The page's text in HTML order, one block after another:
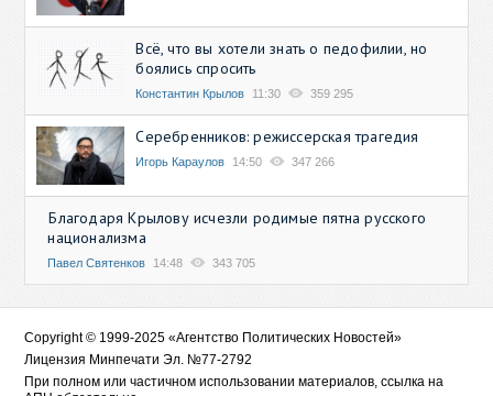
Всё, что вы хотели знать о педофилии, но
боялись спросить
Константин Крылов 11:30 359 295
Серебренников: режиссерская трагедия
Игорь Караулов 14:50 347 266
Благодаря Крылову исчезли родимые пятна русского
национализма
Павел Святенков 14:48 343 705
Copyright © 1999-2025 «Агентство Политических Новостей»
Лицензия Минпечати Эл. №77-2792
При полном или частичном использовании материалов, ссылка на